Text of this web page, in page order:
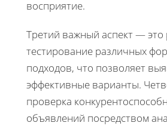
восприятие.
Третий важный аспект — это
тестирование различных
подходов, что позволяет
эффективные варианты.
проверка
объявлений посредством